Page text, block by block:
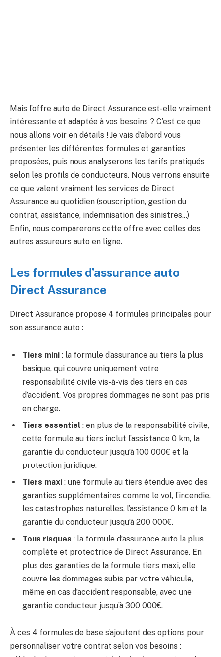
Mais l’offre auto de Direct Assurance est-elle vraiment
intéressante et adaptée à vos besoins ? C’est ce que
nous allons voir en détails ! Je vais d’abord vous
présenter les différentes formules et garanties
proposées, puis nous analyserons les tarifs pratiqués
selon les profils de conducteurs. Nous verrons ensuite
ce que valent vraiment les services de Direct
Assurance au quotidien (souscription, gestion du
contrat, assistance, indemnisation des sinistres…)
Enfin, nous comparerons cette offre avec celles des
autres assureurs auto en ligne.
Les formules d’assurance auto
Direct Assurance
Direct Assurance propose 4 formules principales pour
son assurance auto :
Tiers mini : la formule d’assurance au tiers la plus
basique, qui couvre uniquement votre
responsabilité civile vis-à-vis des tiers en cas
d’accident. Vos propres dommages ne sont pas pris
en charge.
Tiers essentiel : en plus de la responsabilité civile,
cette formule au tiers inclut l’assistance 0 km, la
garantie du conducteur jusqu’à 100 000€ et la
protection juridique.
Tiers maxi : une formule au tiers étendue avec des
garanties supplémentaires comme le vol, l’incendie,
les catastrophes naturelles, l’assistance 0 km et la
garantie du conducteur jusqu’à 200 000€.
Tous risques : la formule d’assurance auto la plus
complète et protectrice de Direct Assurance. En
plus des garanties de la formule tiers maxi, elle
couvre les dommages subis par votre véhicule,
même en cas d’accident responsable, avec une
garantie conducteur jusqu’à 300 000€.
À ces 4 formules de base s’ajoutent des options pour
personnaliser votre contrat selon vos besoins :